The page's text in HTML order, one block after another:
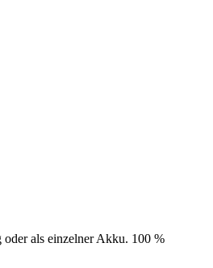
oder als einzelner Akku. 100 %